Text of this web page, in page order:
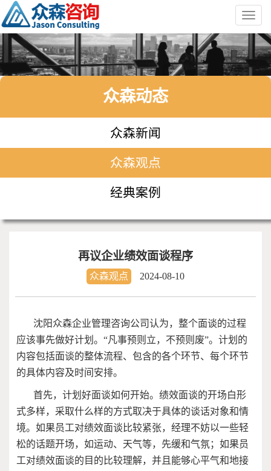
众森动态
众森新闻
众森观点
经典案例
再议企业绩效面谈程序
众森观点 2024-08-10
沈阳众森企业管理咨询公司认为，整个面谈的过程
应该事先做好计划。“凡事预则立，不预则废”。计划的
内容包括面谈的整体流程、包含的各个环节、每个环节
的具体内容及时间安排。
首先，计划好面谈如何开始。绩效面谈的开场白形
式多样，采取什么样的方式取决于具体的谈话对象和情
境。如果员工对绩效面谈比较紧张，经理不妨以一些轻
松的话题开场，如运动、天气等，先缓和气氛；如果员
工对绩效面谈的目的比较理解，并且能够心平气和地接